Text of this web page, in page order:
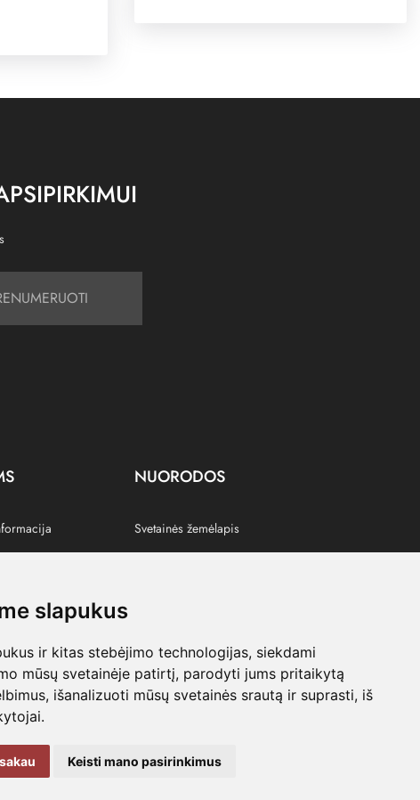
slapukus
ir kitas stebėjimo technologijas, siekdami
mūsų svetainėje patirtį, parodyti jums pritaikytą
išanalizuoti mūsų svetainės srautą ir suprasti, iš
Keisti mano pasirinkimus
NUORODOS
Svetainės žemėlapis